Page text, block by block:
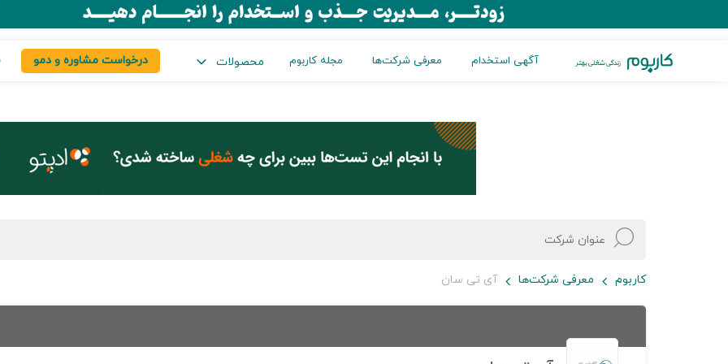
آگهی استخدام معرفی شرکت‌ها مجله کاربوم محصولات درخواست مشاوره و دمو
کاربوم معرفی شرکت‌ها آی تی سان